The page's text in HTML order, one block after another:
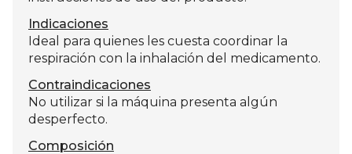
Indicaciones
Ideal para quienes les cuesta coordinar la
respiración con la inhalación del medicamento.
Contraindicaciones
No utilizar si la máquina presenta algún
desperfecto.
Composición